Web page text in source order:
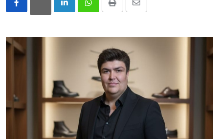
LinkedInWhatsappPrint
Share
Email